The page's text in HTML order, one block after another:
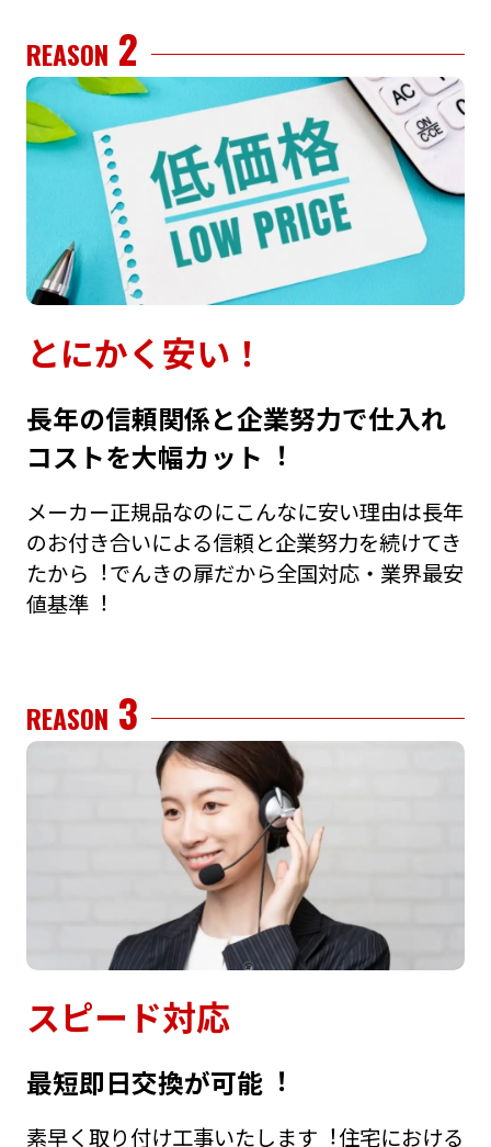
REASON 2
とにかく安い！
⻑年の信頼関係と企業努⼒で仕⼊れ
コストを⼤幅カット︕
メーカー正規品なのにこんなに安い理由は⻑年
のお付き合いによる信頼と企業努⼒を続けてき
たから︕でんきの扉だから全国対応・業界最安
値基準︕
REASON 3
スピード対応
最短即⽇交換が可能︕
素早く取り付け⼯事いたします︕住宅における